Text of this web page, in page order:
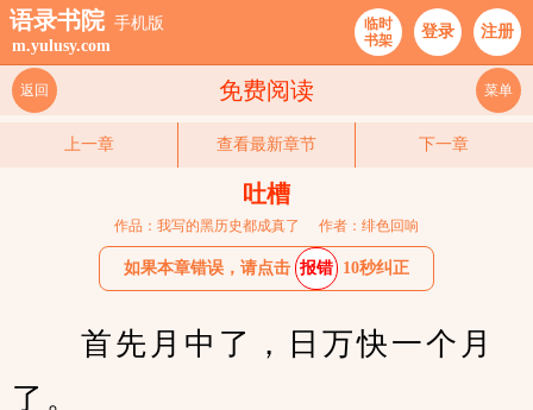
语录书院 手机版
m.yulusy.com
临时
书架
登录 注册
免费阅读
返回 菜单
上一章 查看最新章节 下一章
吐槽
作品：我写的黑历史都成真了 作者：绯色回响
如果本章错误，请点击 报错 10秒纠正
首先月中了，日万快一个月
了。